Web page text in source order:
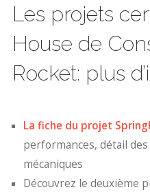
Les projets
House de
Rocket: plus
La fiche du projet
performances, détail
mécaniques
Découvrez le deuxième